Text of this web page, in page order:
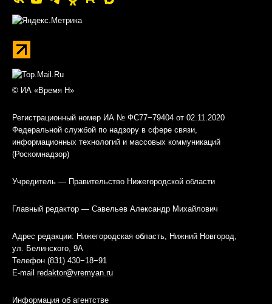
© ИА «Время Н»
Регистрационный номер ИА № ФС77−79404 от 02.11.2020
Федеральной службой по надзору в сфере связи,
информационных технологий и массовых коммуникаций
(Роскомнадзор)
Учредитель — Правительство Нижегородской области
Главный редактор — Савельев Александр Михайлович
Адрес редакции: Нижегородская область, Нижний Новгород,
ул. Белинского, 9А
Телефон (831) 430−18−91
E-mail redaktor@vremyan.ru
Информация об агентстве